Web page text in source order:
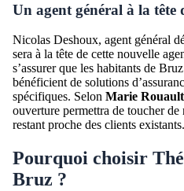
Un agent général à la tête
Nicolas Deshoux, agent général
sera à la tête de cette nouvelle
s’assurer que les habitants de
bénéficient de solutions
spécifiques. Selon Marie Rouault
ouverture permettra de toucher
restant proche des clients existants.
Pourquoi choisir
Bruz ?